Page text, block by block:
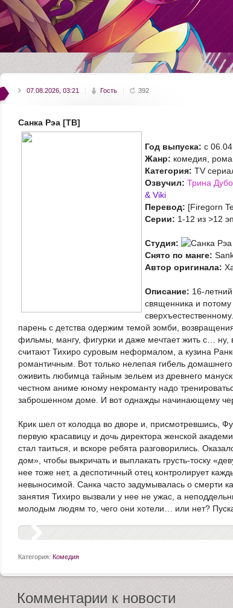
07.08.2026, 03:21 Гость 392
Санка Рэа [ТВ]
Год выпуска: c
Жанр: комедия,
Категория: TV
Озвучил: Трина
& Viki
Перевод: [Firegorn
Серии: 1-12 из >12
Студия:
Снято по манге:
Автор оригинала:
Описание: 16-
священника и
парень с детства одержим темой зомби,
фильмы, мангу, фигурки и даже мечтает жить с… ну,
считают Тихиро суровым неформалом, а кузина
романтичным. Вот только нелепая гибель
оживить любимца тайным зельем из древнего
честном аниме юному некроманту надо
заброшенном доме. И вот однажды начинающему
Крик шел от колодца во дворе и, присмотревшись,
первую красавицу и дочь директора женской
стал таиться, и вскоре ребята разговорились.
дом», чтобы выкричать и выплакать грусть-тоску
нее тоже нет, а деспотичный отец контролирует
невыносимой. Санка часто задумывалась о смерти
занятия Тихиро вызвали у нее не ужас, а
молодым людям то, чего они хотели… или нет?
Категория: Комедия
Комментарии к новости